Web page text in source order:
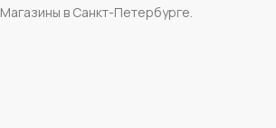
Магазины в Санкт-Петербурге.